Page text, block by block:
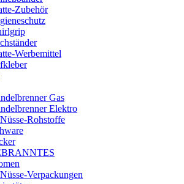
Zubehör
Werbemittel
Gas
Elektro
Rohstoffe
Verpackungen